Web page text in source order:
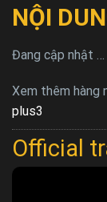
NỘI
Đang cập nhật …
Xem thêm hàng
plus3
Official